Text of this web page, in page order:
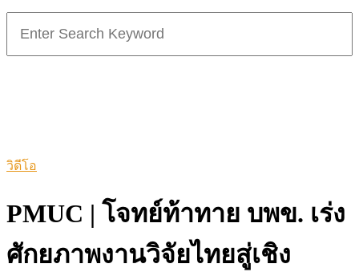
for:
วิดีโอ
PMUC | โจทย์ท้าทาย บพข. เร่ง
ศักยภาพงานวิจัยไทยสู่เชิง